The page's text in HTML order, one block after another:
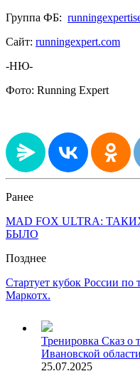
Группа ФБ:
Сайт: runningexpert.com
-НЮ-
Фото: Running Expert
Ранее
MAD FOX ULTRA:
БЫЛО
Позднее
Стартует кубок России по
Маркотх.
Тренировка Сказ о
Ивановской области
25.07.2025